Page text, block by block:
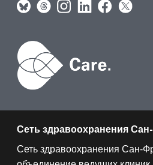
Сеть здравоохранения
Сеть здравоохранения Сан-